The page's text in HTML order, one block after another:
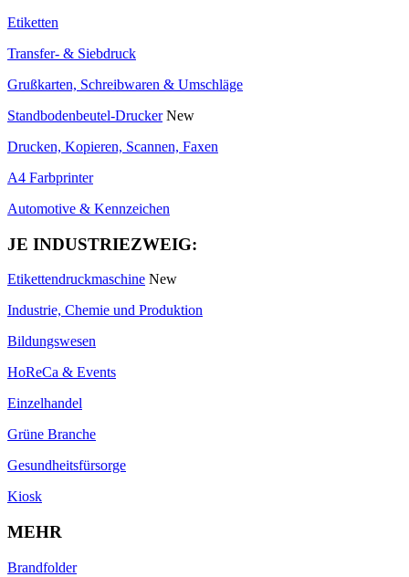
Etiketten
Transfer- & Siebdruck
Grußkarten, Schreibwaren & Umschläge
Standbodenbeutel-Drucker New
Drucken, Kopieren, Scannen, Faxen
A4 Farbprinter
Automotive & Kennzeichen
JE INDUSTRIEZWEIG:
Etikettendruckmaschine New
Industrie, Chemie und Produktion
Bildungswesen
HoReCa & Events
Einzelhandel
Grüne Branche
Gesundheitsfürsorge
Kiosk
MEHR
Brandfolder